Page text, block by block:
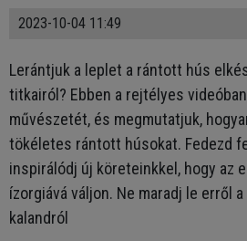
2023-10-04 11:49
Lerántjuk a leplet a rántott hús
titkairól? Ebben a rejtélyes
művészetét, és megmutatjuk,
tökéletes rántott húsokat. Fedezd
inspirálódj új köreteinkkel, hogy az
ízorgiává váljon. Ne maradj le erről
kalandról